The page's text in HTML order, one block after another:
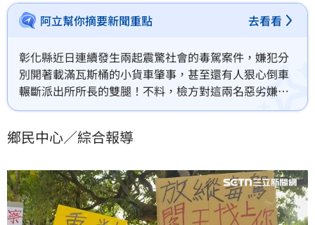
阿立幫你摘要新聞重點 去看看
彰化縣近日連續發生兩起震驚社會的毒駕案件，嫌犯分
別開著載滿瓦斯桶的小貨車肇事，甚至還有人狠心倒車
輾斷派出所所長的雙腿！不料，檢方對這兩名惡劣嫌犯
聲請羈押，法院卻通通裁定「無保請回」，引發社會各
令人憤怒的案件，竟然都是由「同一位值班法官」縱
掀起大批網友炸鍋狂轟。（記者唐家興）
鄉民中心／綜合報導